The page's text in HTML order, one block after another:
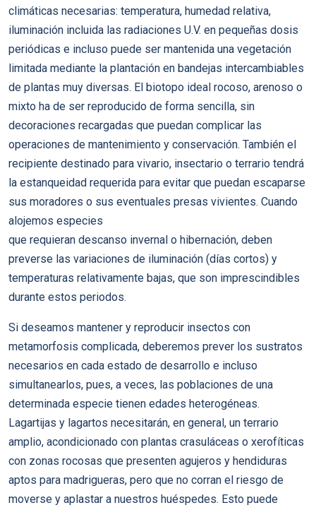
climáticas necesarias: temperatura, humedad relativa,
iluminación incluida las radiaciones U.V. en pequeñas dosis
periódicas e incluso puede ser mantenida una vegetación
limitada mediante la plantación en bandejas intercambiables
de plantas muy diversas. El biotopo ideal rocoso, arenoso o
mixto ha de ser reproducido de forma sencilla, sin
decoraciones recargadas que puedan complicar las
operaciones de mantenimiento y conservación. También el
recipiente destinado para vivario, insectario o terrario tendrá
la estanqueidad requerida para evitar que puedan escaparse
sus moradores o sus eventuales presas vivientes. Cuando
alojemos especies
que requieran descanso invernal o hibernación, deben
preverse las variaciones de iluminación (días cortos) y
temperaturas relativamente bajas, que son imprescindibles
durante estos periodos.
Si deseamos mantener y reproducir insectos con
metamorfosis complicada, deberemos prever los sustratos
necesarios en cada estado de desarrollo e incluso
simultanearlos, pues, a veces, las poblaciones de una
determinada especie tienen edades heterogéneas.
Lagartijas y lagartos necesitarán, en general, un terrario
amplio, acondicionado con plantas crasuláceas o xerofíticas
con zonas rocosas que presenten agujeros y hendiduras
aptos para madrigueras, pero que no corran el riesgo de
moverse y aplastar a nuestros huéspedes. Esto puede